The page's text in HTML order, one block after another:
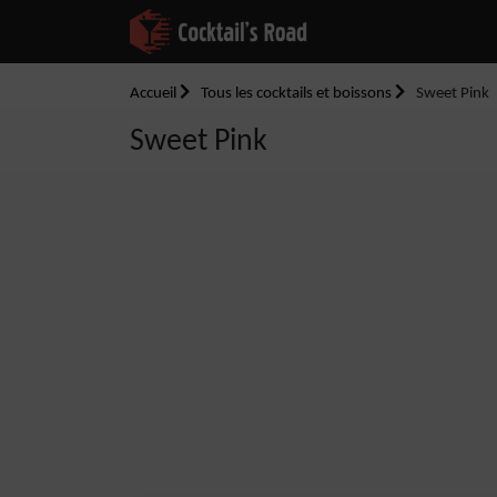
Accueil Tous les cocktails et boissons Sweet Pink
Sweet Pink